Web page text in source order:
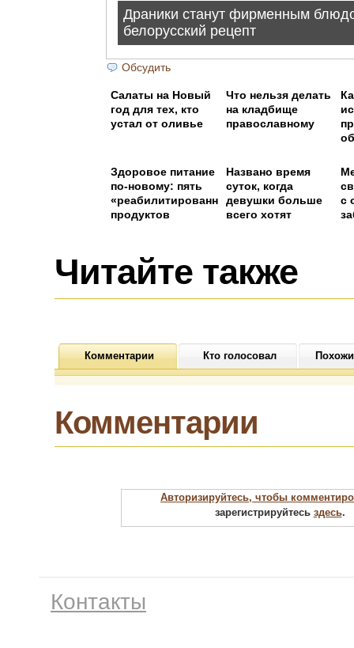
Обсудить
Салаты на Новый
год для тех, кто
устал от оливье
Что нельзя делать
на кладбище
православному
Здоровое питание
по-новому: пять
«реабилитированных»
продуктов
Названо время
суток, когда
девушки больше
всего хотят
с
Читайте также
Комментарии Кто голосовал
Комментарии
Авторизируйтесь, чтобы
зарегистрируйтесь здесь.
Контакты